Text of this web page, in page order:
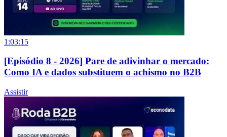
1:03:15
[Episódio 8 - 2026] Pare de adivinhar o mercado:
Como IA e dados substituem o achismo no B2B
Assistir